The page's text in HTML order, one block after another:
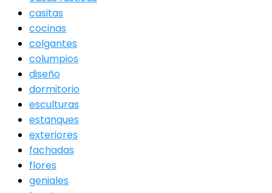
casitas
cocinas
colgantes
columpios
diseño
dormitorio
esculturas
estanques
exteriores
fachadas
flores
geniales